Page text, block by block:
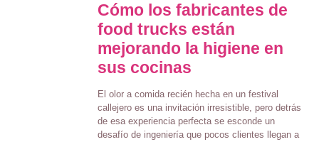
Cómo los fabricantes de
food trucks están
mejorando la higiene en
sus cocinas
El olor a comida recién hecha en un festival
callejero es una invitación irresistible, pero detrás
de esa experiencia perfecta se esconde un
desafío de ingeniería que pocos clientes llegan a